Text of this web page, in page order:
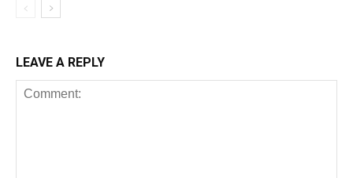
LEAVE A REPLY